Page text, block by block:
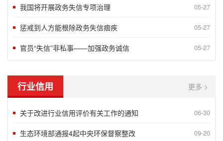
我国将开展政务失信专项治理 05-27
惩戒到人方能根除政务失信痼疾 05-27
官员“失信”非私事——加强政务诚信 05-27
行业信用 更多 >
关于改进行业信用评价有关工作的通知 06-30
生态环境部通报4起中央环保督察整改 09-20